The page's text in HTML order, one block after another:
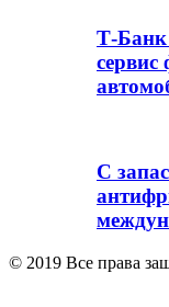
Т-Банк
С
© 2019 Все права